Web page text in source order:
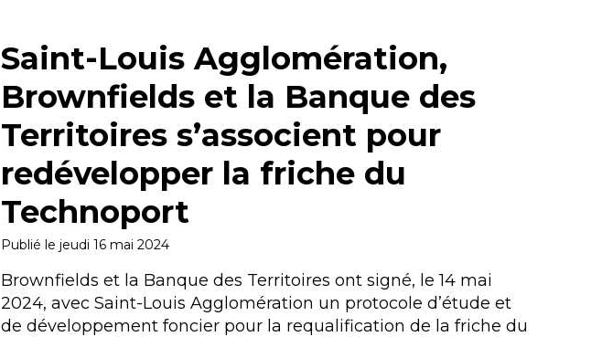
Saint-Louis Agglomération,
Brownfields et la Banque des
Territoires s’associent pour
redévelopper la friche du
Technoport
Publié le jeudi 16 mai 2024
Brownfields et la Banque des Territoires ont signé, le 14 mai
2024, avec Saint-Louis Agglomération un protocole d’étude et
de développement foncier pour la requalification de la friche du